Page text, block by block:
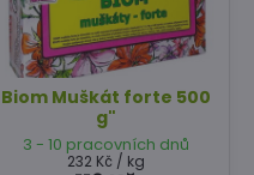
Biom Muškát forte 500
g"
3 - 10 pracovních dnů
232 Kč / kg